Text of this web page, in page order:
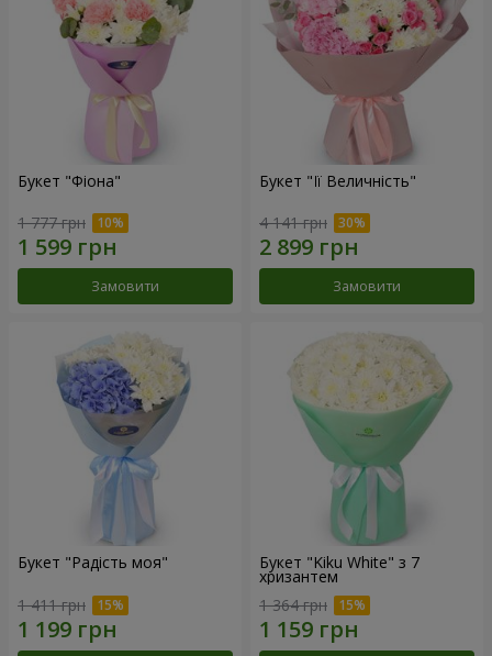
Букет "Фіона"
1 777 грн
Замовити
Букет "Її Величність"
4 141 грн
Замовити
Букет "Радість моя"
1 411 грн
Букет "Kiku White" з 7
хризантем
1 364 грн